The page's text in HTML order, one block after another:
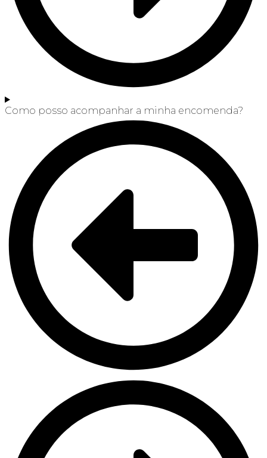
Como posso acompanhar a minha encomenda?